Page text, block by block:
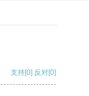
支持[0] 反对[0]